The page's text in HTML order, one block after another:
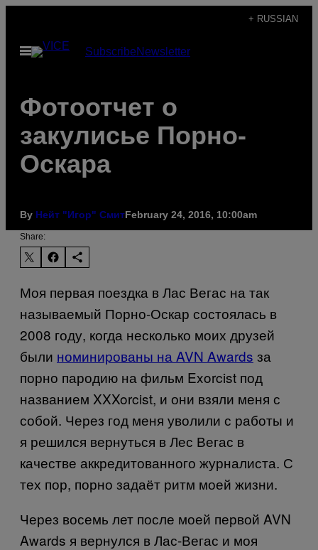
content
+ RUSSIAN
Open
Menu
SubscribeNewsletter
Фотоотчет о
закулисье Порно-
Оскара
By Нейт "Игор" СмитFebruary 24, 2016, 10:00am
Share:
Моя первая поездка в Лас Вегас на так
называемый Порно-Оскар состоялась в
2008 году, когда несколько моих друзей
были номинированы на AVN Awards за
порно пародию на фильм Exorcist под
названием XXXorcist, и они взяли меня с
собой. Через год меня уволили с работы и
я решился вернуться в Лес Вегас в
качестве аккредитованного журналиста. С
тех пор, порно задаёт ритм моей жизни.
Через восемь лет после моей первой AVN
Awards я вернулся в Лас-Вегас и моя